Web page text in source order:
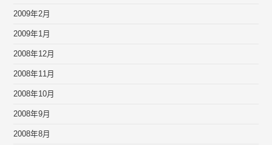
2009年2月
2009年1月
2008年12月
2008年11月
2008年10月
2008年9月
2008年8月